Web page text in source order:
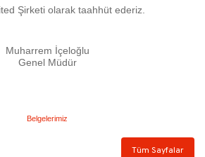
Şirketi olarak taahhüt ederiz.
Muharrem İçeloğlu
Genel Müdür
Belgelerimiz
Tüm Sayfalar